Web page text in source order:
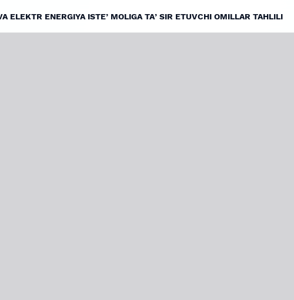
ELEKTR ENERGIYA ISTEʼMOLIGA TAʼSIR ETUVCHI OMILLAR TAHLILI